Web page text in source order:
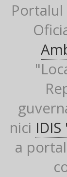
nici
a